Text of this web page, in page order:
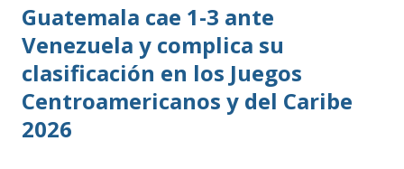
Guatemala cae 1-3 ante
Venezuela y complica su
clasificación en los Juegos
Centroamericanos y del Caribe
2026